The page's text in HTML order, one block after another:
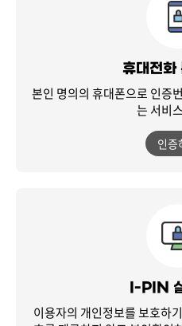
휴대전화
본인 명의의 휴대폰으로 인증
는 서비
인증
I-PIN
이용자의 개인정보를 보호하